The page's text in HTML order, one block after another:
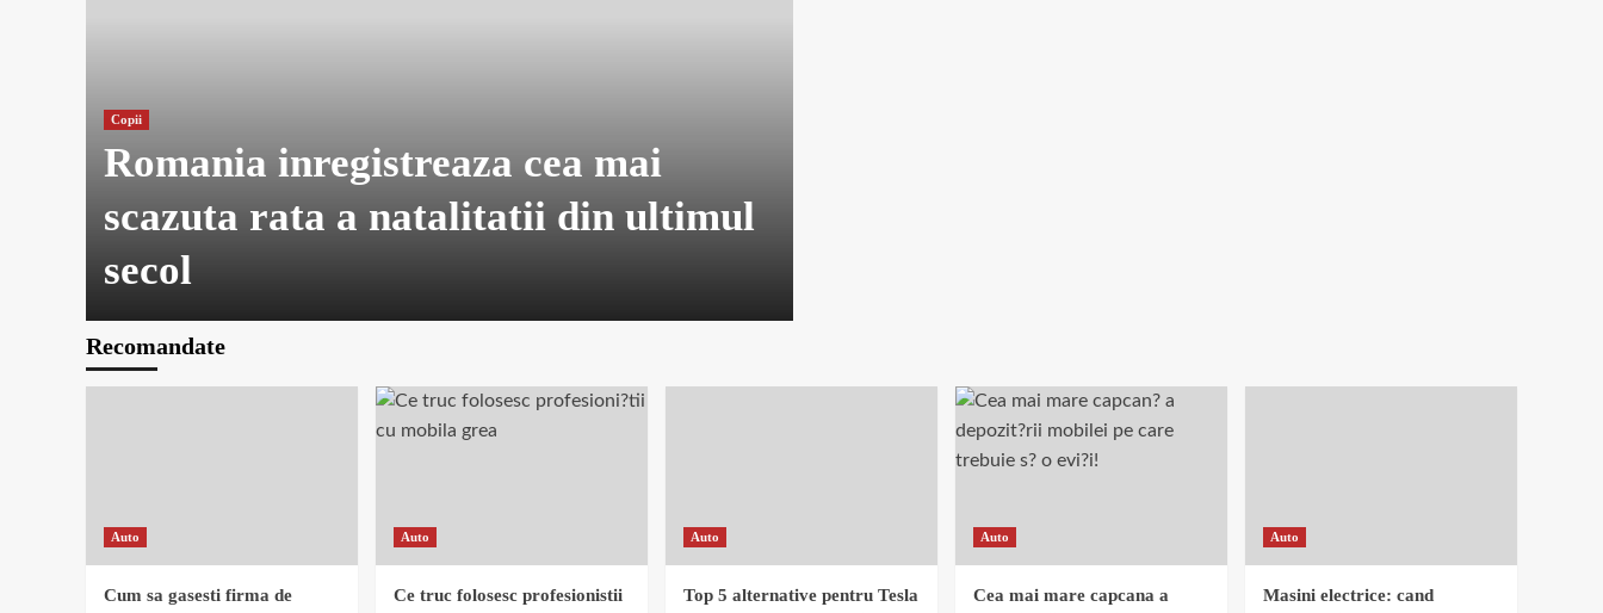
Copii
Romania inregistreaza cea mai
scazuta rata a natalitatii din ultimul
secol
Recomandate
Auto
Cum sa gasesti firma de
Auto
Ce truc folosesc profesionistii
Auto
Top 5 alternative pentru Tesla
Auto
Cea mai mare capcana a
Auto
Masini electrice: cand